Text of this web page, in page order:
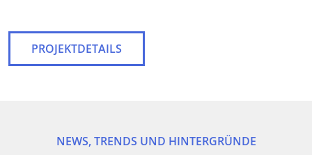
PROJEKTDETAILS
NEWS, TRENDS UND HINTERGRÜNDE